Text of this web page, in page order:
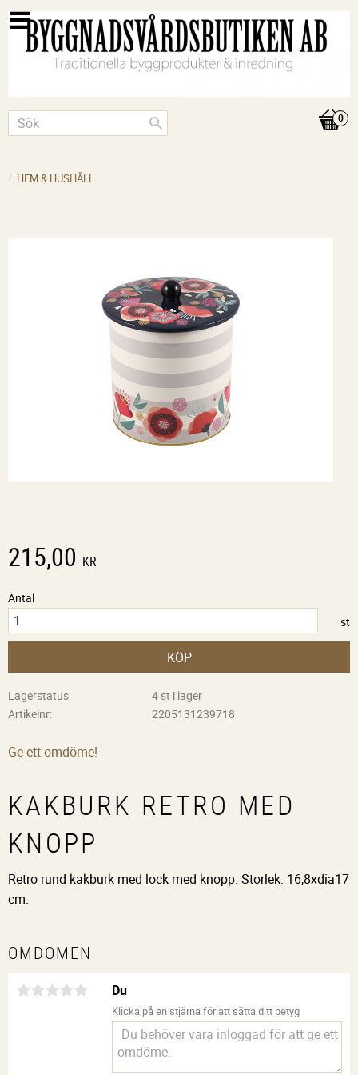
HEM & HUSHÅLL
215,00 KR
Antal
st
KÖP
Lagerstatus
4 st i lager
Artikelnr
2205131239718
Ge ett omdöme!
KAKBURK RETRO MED
KNOPP
Retro rund kakburk med lock med knopp. Storlek: 16,8xdia17
cm.
OMDÖMEN
Du
Klicka på en stjärna för att sätta ditt betyg